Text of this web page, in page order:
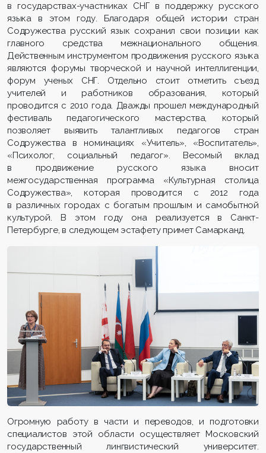
в государствах-участниках СНГ в поддержку русского
языка в этом году. Благодаря общей истории стран
Содружества русский язык сохранил свои позиции как
главного средства межнационального общения.
Действенным инструментом продвижения русского языка
являются форумы творческой и научной интеллигенции,
форум ученых СНГ. Отдельно стоит отметить съезд
учителей и работников образования, который
проводится с 2010 года. Дважды прошел международный
фестиваль педагогического мастерства, который
позволяет выявить талантливых педагогов стран
Содружества в номинациях «Учитель», «Воспитатель»,
«Психолог, социальный педагог». Весомый вклад
в продвижение русского языка вносит
межгосударственная программа «Культурная столица
Содружества», которая проводится с 2012 года
в различных городах с богатым прошлым и самобытной
культурой. В этом году она реализуется в Санкт-
Петербурге, в следующем эстафету примет Самарканд.
Огромную работу в части и переводов, и подготовки
специалистов этой области осуществляет Московский
государственный лингвистический университет.